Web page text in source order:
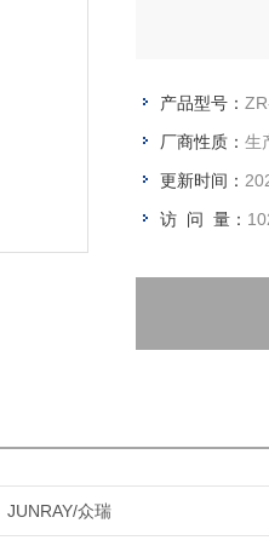
产品型号：
厂商性质： 生
更新时间：
访 问 量：
JUNRAY/众瑞